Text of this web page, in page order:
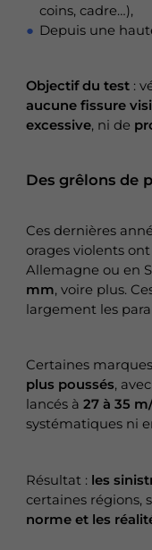
coins, cadre…),
Depuis une
Objectif du test :
aucune fissure
excessive, ni de
Des grêlons de
Ces dernières
orages violents
Allemagne ou en
mm, voire plus.
largement les
Certaines
plus poussés,
lancés à 27 à 35
systématiques ni
Résultat : les
certaines régions,
norme et les